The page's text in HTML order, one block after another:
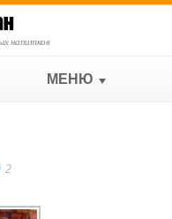
напитков
МЕНЮ
2